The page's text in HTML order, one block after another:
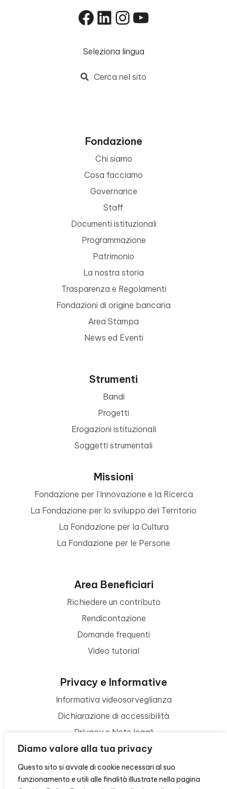
Diamo valore alla tua privacy
Questo sito si avvale di cookie necessari al suo
funzionamento e utili alle finalità illustrate nella pagina
Facebook
LinkedIn
Instagram
YouTube
Seleziona lingua
Cerca nel sito
Fondazione
Chi siamo
Cosa facciamo
Governance
Staff
Documenti istituzionali
Programmazione
Patrimonio
La nostra storia
Trasparenza e Regolamenti
Fondazioni di origine bancaria
Area Stampa
News ed Eventi
Strumenti
Bandi
Progetti
Erogazioni istituzionali
Soggetti strumentali
Missioni
Fondazione per l’Innovazione e la Ricerca
La Fondazione per lo sviluppo del Territorio
La Fondazione per la Cultura
La Fondazione per le Persone
Area Beneficiari
Richiedere un contributo
Rendicontazione
Domande frequenti
Video tutorial
Privacy e Informative
Informativa videosorveglianza
Dichiarazione di accessibilità
Privacy e Note legali
Termini di utilizzo
Cookie policy
Contattaci